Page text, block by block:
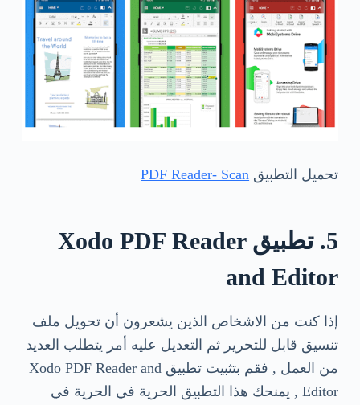
تحميل التطبيق PDF Reader- Scan
5. تطبيق Xodo PDF Reader
and Editor
إذا كنت من الاشخاص الذين يشعرون أن تحويل ملف
تنسيق قابل للتحرير ثم التعديل عليه أمر يتطلب العديد
من العمل , فقم بتثبيت تطبيق Xodo PDF Reader and
Editor , يمنحك هذا التطبيق الحرية في الحرية في